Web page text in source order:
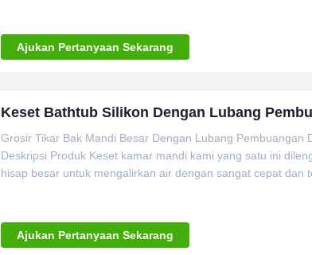
Ajukan Pertanyaan Sekarang
Keset Bathtub Silikon Dengan Lubang
Grosir Tikar Bak Mandi Besar Dengan Lubang Pembuangan
Deskripsi Produk Keset kamar mandi kami yang satu ini
hisap besar untuk mengalirkan air dengan sangat cepat dan
Ajukan Pertanyaan Sekarang